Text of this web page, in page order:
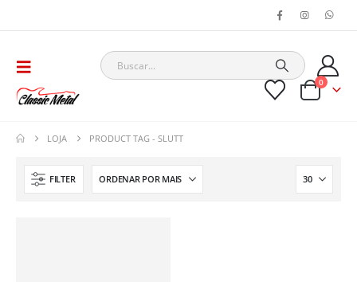
0
LOJA PRODUCT TAG -SLUTT
FILTER